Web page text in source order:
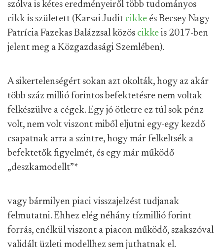
szólva is kétes eredményeiről több tudományos
cikk is született (Karsai Judit cikke és Becsey-Nagy
Patrícia Fazekas Balázzsal közös cikke is 2017-ben
jelent meg a Közgazdasági Szemlében).
A sikertelenségért sokan azt okolták, hogy az akár
több száz millió forintos befektetésre nem voltak
felkészülve a cégek. Egy jó ötletre ez túl sok pénz
volt, nem volt viszont miből eljutni egy-egy kezdő
csapatnak arra a szintre, hogy már felkeltsék a
befektetők figyelmét, és egy már működő
„deszkamodellt”*
vagy bármilyen piaci visszajelzést tudjanak
felmutatni. Ehhez elég néhány tízmillió forint
forrás, enélkül viszont a piacon működő, szakszóval
validált üzleti modellhez sem juthatnak el.